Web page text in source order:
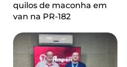
quilos de maconha em
van na PR-182